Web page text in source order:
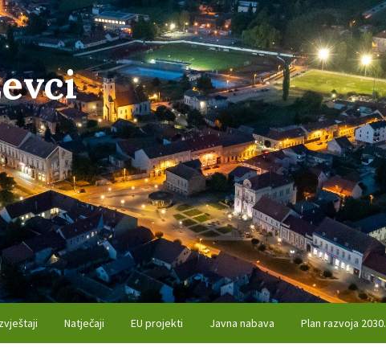
Natječaji EU projekti Javna nabava Plan razvoja 2030.